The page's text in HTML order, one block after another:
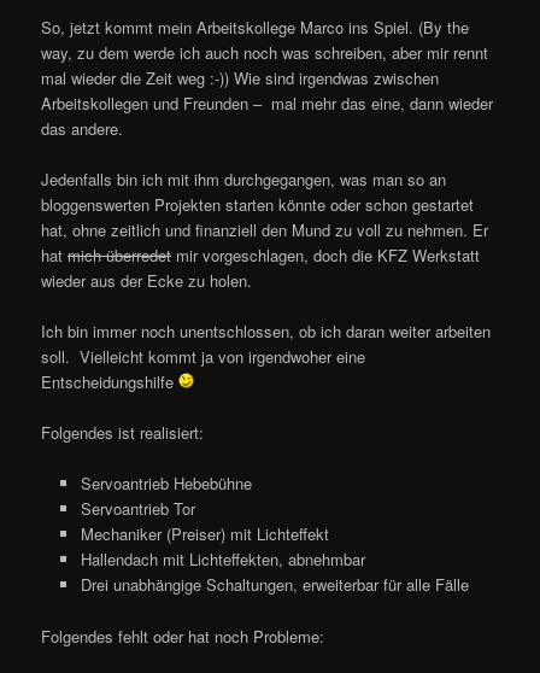
So, jetzt kommt mein Arbeitskollege Marco ins Spiel. (By the
way, zu dem werde ich auch noch was schreiben, aber mir rennt
mal wieder die Zeit weg :-)) Wie sind irgendwas zwischen
Arbeitskollegen und Freunden – mal mehr das eine, dann wieder
das andere.
Jedenfalls bin ich mit ihm durchgegangen, was man so an
bloggenswerten Projekten starten könnte oder schon gestartet
hat, ohne zeitlich und finanziell den Mund zu voll zu nehmen. Er
hatmich überredet mir vorgeschlagen, doch die KFZ Werkstatt
wieder aus der Ecke zu holen.
Ich bin immer noch unentschlossen, ob ich daran weiter arbeiten
soll. Vielleicht kommt ja von irgendwoher eine
Entscheidungshilfe
Folgendes ist realisiert:
Servoantrieb Hebebühne
Servoantrieb Tor
Mechaniker (Preiser) mit Lichteffekt
Hallendach mit Lichteffekten, abnehmbar
Drei unabhängige Schaltungen, erweiterbar für alle Fälle
Folgendes fehlt oder hat noch Probleme: